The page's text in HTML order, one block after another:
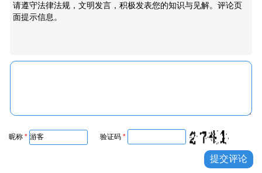
请遵守法律法规，文明发言，积极发表您的知识与见解。评论页
面提示信息。
昵称 * 验证码 *